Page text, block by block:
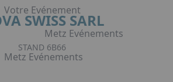
Halls d'exposition
du Centre de Conventions
Foyer du Centre de Conventions
Salles de réunion & conférence
Votre Evénement
Votre Evénement
Metz Evénements
Metz Evénements
SWISS SARL
STAND 6B66